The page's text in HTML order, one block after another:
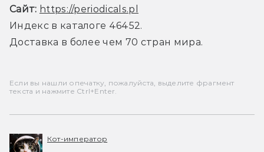
Сайт: https://periodicals.pl
Индекс в каталоге 46452.
Доставка в более чем 70 стран мира.
Если вы нашли опечатку, пожалуйста, выделите фрагмент
текста и нажмите Ctrl+Enter.
Кот-император